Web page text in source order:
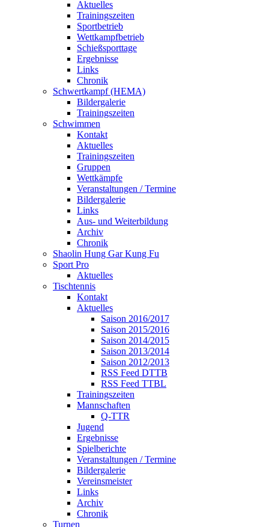
Aktuelles
Trainingszeiten
Sportbetrieb
Wettkampfbetrieb
Schießsporttage
Ergebnisse
Links
Chronik
Schwertkampf (HEMA)
Bildergalerie
Trainingszeiten
Schwimmen
Kontakt
Aktuelles
Trainingszeiten
Gruppen
Wettkämpfe
Veranstaltungen / Termine
Bildergalerie
Links
Aus- und Weiterbildung
Archiv
Chronik
Shaolin Hung Gar Kung Fu
Sport Pro
Aktuelles
Tischtennis
Kontakt
Aktuelles
Saison 2016/2017
Saison 2015/2016
Saison 2014/2015
Saison 2013/2014
Saison 2012/2013
RSS Feed DTTB
RSS Feed TTBL
Trainingszeiten
Mannschaften
Q-TTR
Jugend
Ergebnisse
Spielberichte
Veranstaltungen / Termine
Bildergalerie
Vereinsmeister
Links
Archiv
Chronik
Turnen